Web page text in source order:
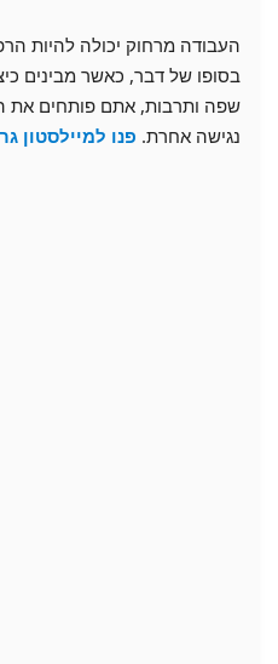
העבודה מרחוק יכולה להיות
בסופו של דבר, כאשר מבינים
שפה ותרבות, אתם פותחים את
נגישה אחרת. פנו למיילסטון